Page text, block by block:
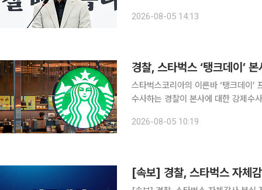
2026-08-05 14:13
경찰, 스타벅스 ‘탱크데이’
스타벅스코리아의 이른바 ‘탱크데이
수사하는 경찰이 본사에 대한 강제수
서울경찰청 광역수사단 공공범죄수
2026-08-05 10:19
[속보] 경찰, 스타벅스 자체